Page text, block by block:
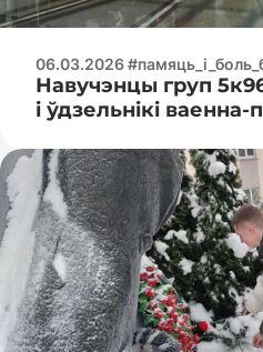
06.03.2026
Навучэнцы груп
і ўдзельнікі
дзяржаўны музей
Айчыннай вайны